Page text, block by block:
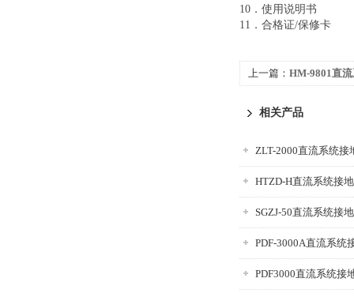
10．使用说明书
11．合格证/保修卡
上一篇： HM-9801直
相关产品
ZLT-2000直流系统接
HTZD-H直流系统接
SGZJ-50直流系统接
PDF-3000A直流系统
PDF3000直流系统接